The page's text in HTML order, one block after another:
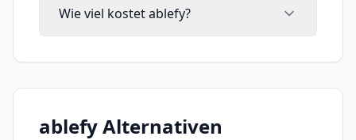
Wie viel kostet ablefy?
ablefyAlternativen